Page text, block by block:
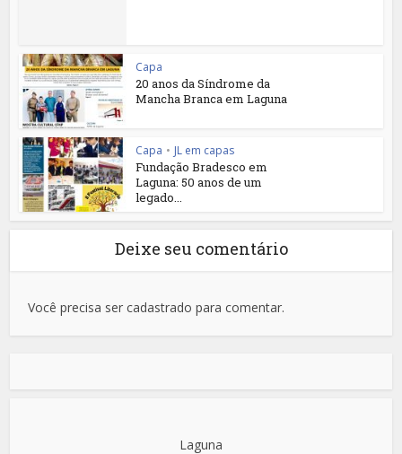
Capa
20 anos da Síndrome da
Mancha Branca em Laguna
Capa • JL em capas
Fundação Bradesco em
Laguna: 50 anos de um
legado...
Deixe seu comentário
Você precisa ser cadastrado para comentar.
Laguna